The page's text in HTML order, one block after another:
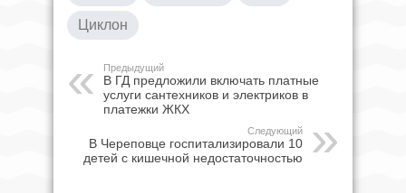
Циклон
Предыдущий
В ГД предложили включать платные
услуги сантехников и электриков в
платежки ЖКХ
Следующий
В Череповце госпитализировали 10
детей с кишечной недостаточностью